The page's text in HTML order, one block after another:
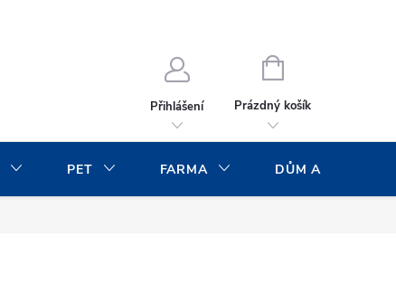
Přihlášení
NÁKUPNÍ
Prázdný košík
PET FARMA DŮM A ZAHRADA